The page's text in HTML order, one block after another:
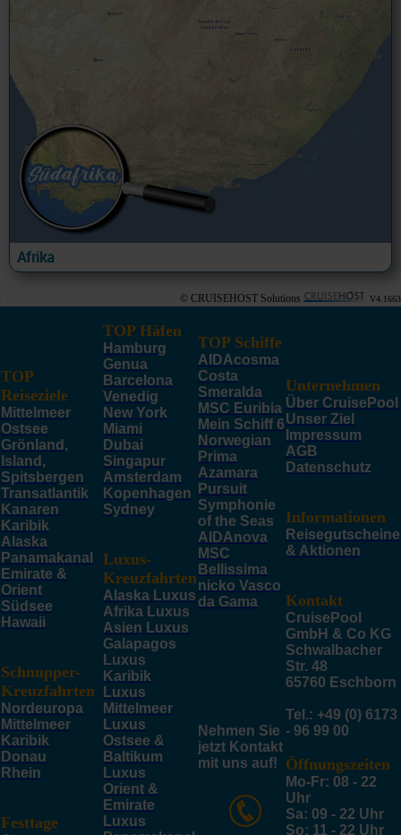
Afrika
© CRUISEHOST Solutions V4.1663
TOP
Reiseziele
Mittelmeer
Ostsee
Grönland,
Island,
Spitsbergen
Transatlantik
Kanaren
Karibik
Alaska
Panamakanal
Emirate &
Orient
Südsee
Hawaii
Schnupper-
Kreuzfahrten
Nordeuropa
Mittelmeer
Karibik
Donau
Rhein
Festtage
TOP Häfen
Hamburg
Genua
Barcelona
Venedig
New York
Miami
Dubai
Singapur
Amsterdam
Kopenhagen
Sydney
Luxus-
Kreuzfahrten
Alaska Luxus
Afrika Luxus
Asien Luxus
Galapagos
Luxus
Karibik
Luxus
Mittelmeer
Luxus
Ostsee &
Baltikum
Luxus
Orient &
Emirate
Luxus
TOP Schiffe
AIDAcosma
Costa
Smeralda
MSC Euribia
Mein Schiff 6
Norwegian
Prima
Azamara
Pursuit
Symphonie
of the Seas
AIDAnova
MSC
Bellissima
nicko Vasco
da Gama
Nehmen Sie
jetzt Kontakt
mit uns auf!
Unternehmen
Über CruisePool
Unser Ziel
Impressum
AGB
Datenschutz
Informationen
Reisegutscheine
& Aktionen
Kontakt
CruisePool
GmbH & Co KG
Schwalbacher
Str. 48
65760 Eschborn
Tel.: +49 (0) 6173
- 96 99 00
Öffnungszeiten
Mo-Fr: 08 - 22
Uhr
Sa: 09 - 22 Uhr
So: 11 - 22 Uhr